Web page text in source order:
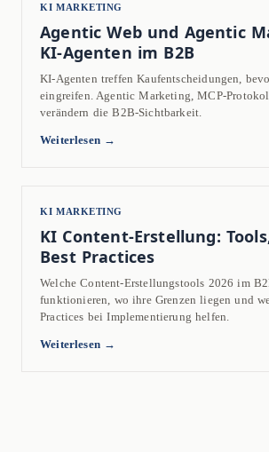
KI MARKETING
Agentic Web und Agentic
KI-Agenten im B2B
KI-Agenten treffen Kaufentscheidungen,
eingreifen. Agentic Marketing, MCP-
verändern die B2B-Sichtbarkeit.
Weiterlesen →
KI MARKETING
KI Content-Erstellung:
Best Practices
Welche Content-Erstellungstools 2026 im
funktionieren, wo ihre Grenzen liegen und
Practices bei Implementierung helfen.
Weiterlesen →